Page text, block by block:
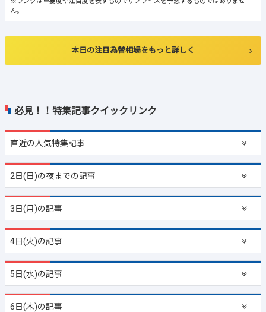
必見！！特集記事クイックリンク
直近の人気特集記事
2日(日)の夜までの記事
3日(月)の記事
4日(火)の記事
5日(水)の記事
6日(木)の記事
ん。
本日の注目為替相場をもっと詳しく